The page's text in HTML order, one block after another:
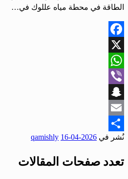
الطاقة في محطة مياه عللوك في…
Facebook
X
WhatsApp
Viber
Snapchat
Email
Share
نُشر في 2026-04-16
qamishly
تعدد صفحات المقالات